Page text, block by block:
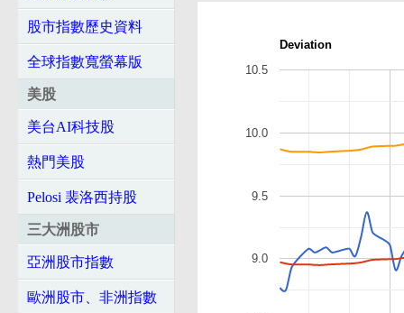
股市指數歷史資料
全球指數寬螢幕版
美股
美台AI科技股
熱門美股
Pelosi 裴洛西持股
三大洲股市
亞洲股市指數
歐洲股市、非洲指數
Deviation
9.0
9.5
10.0
10.5